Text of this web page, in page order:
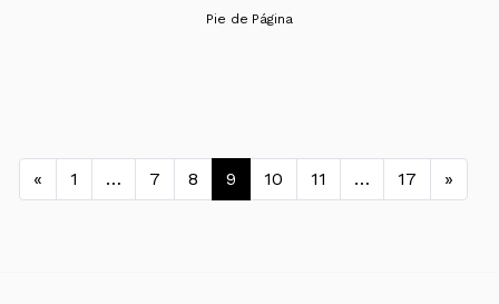
Pie de Página
Navegación de entradas
« 1 … 7 8 9 10 11 … 17 »